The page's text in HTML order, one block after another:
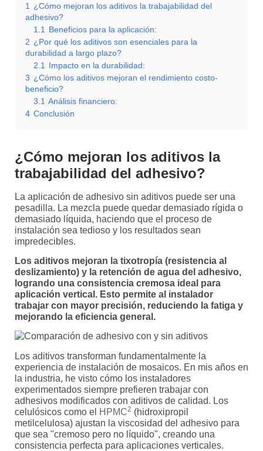
1
¿Cómo mejoran los aditivos la trabajabilidad del
adhesivo?
1.1
Beneficios para la aplicación:
2 ¿Por qué los aditivos son esenciales para la
durabilidad a largo plazo?
2.1
Impacto en la durabilidad:
3 ¿Cómo los aditivos mejoran el rendimiento costo-
beneficio?
3.1 Análisis financiero:
4 Conclusión
¿Cómo mejoran los aditivos la
trabajabilidad del adhesivo?
La aplicación de adhesivo sin aditivos puede ser una
pesadilla. La mezcla puede quedar demasiado rígida o
demasiado líquida, haciendo que el proceso de
instalación sea tedioso y los resultados sean
impredecibles.
Los aditivos mejoran la tixotropía (resistencia al
deslizamiento) y la retención de agua del adhesivo,
logrando una consistencia cremosa ideal para
aplicación vertical. Esto permite al instalador
trabajar con mayor precisión, reduciendo la fatiga y
mejorando la eficiencia general.
Los aditivos transforman fundamentalmente la
experiencia de instalación de mosaicos. En mis años en
la industria, he visto cómo los instaladores
experimentados siempre prefieren trabajar con
adhesivos modificados con aditivos de calidad. Los
celulósicos como el HPMC2 (hidroxipropil
metilcelulosa) ajustan la viscosidad del adhesivo para
que sea "cremoso pero no líquido", creando una
consistencia perfecta para aplicaciones verticales.